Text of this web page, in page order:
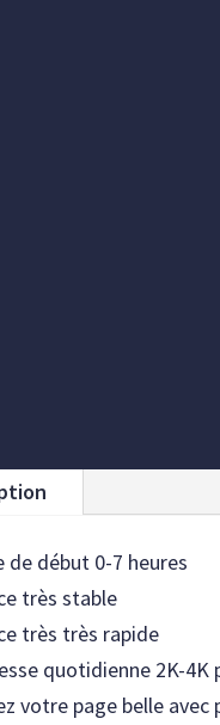
de début 0-7 heures
très stable
très très rapide
quotidienne 2K-4K
votre page belle avec